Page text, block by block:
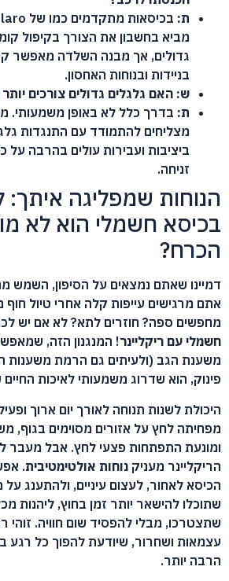
ת:
מביא בחשבון את הצורך בקיפול
גדולים, אך מבנה השלדה מאפשר
בניידות ובנוחות האחסון.
ש: האם גלגלים גדולים צורכים
ת: בדרך כלל לא באופן משמעותי.
מצליחים להתמודד עם התנגדות
ביציבות ועבירות עולים בהרבה על
זניחה.
הנוחות שמפליגה איתך:
בכיסא חשמלי הוא לא
הכרח?
דמיינו שאתם נמצאים על הסיפון, השמש
אתם מרגישים עייפות קלה אחרי טיול
מחפשים ספה? חוזרים לתא? לא אם יש
חשמלי עם ריקליינר! המנגנון הזה,
משענת הגב (ולעיתים גם הרמת משענות
פינוק, הוא שדרוג משמעותי לאיכות
היכולת לשנות תנוחה לאורך יום ארוך
מפחיתה לחץ על אזורים מסוימים בגוף,
ומונעת התפתחות פצעי לחץ. אבל מעבר
הריקליינר מעניק נוחות אולטימטיבית.
הכיסא לאחור, לעצום עיניים, ולהתענג
שתוכלו להישאר יותר זמן בחוץ, ליהנות
שתצטרכו, מבלי להפסיד שום חוויה.
עצמאות ושחרור, שיודעת להפוך כל רגע
הרבה יותר.